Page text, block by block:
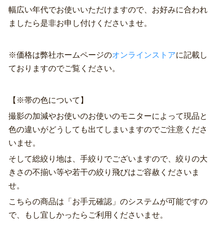
幅広い年代でお使いいただけますので、お好みに合われ
ましたら是非お申し付けくださいませ。
※価格は弊社ホームページのオンラインストアに記載し
ておりますのでご覧ください。
【※帯の色について】
撮影の加減やお使いのお使いのモニターによって現品と
色の違いがどうしても出てしまいますのでご注意くださ
いませ。
そして総絞り地は、手絞りでございますので、絞りの大
きさの不揃い等や若干の絞り飛びはご容赦くださいま
せ。
こちらの商品は「お手元確認」のシステムが可能ですの
で、もし宜しかったらご利用くださいませ。